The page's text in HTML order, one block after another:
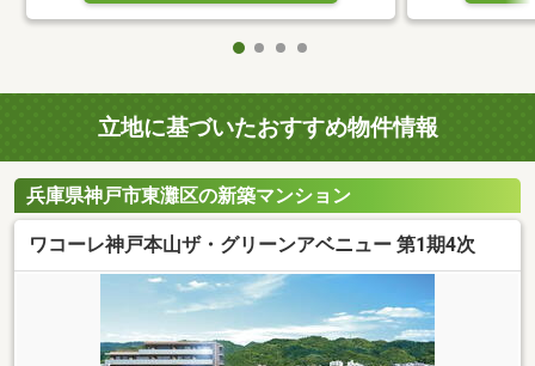
立地に基づいたおすすめ物件情報
兵庫県神戸市東灘区の新築マンション
ワコーレ神戸本山ザ・グリーンアベニュー 第1期4次